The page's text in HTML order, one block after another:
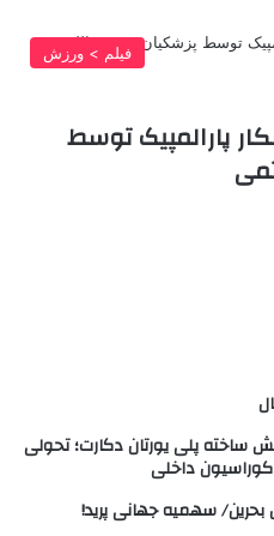
فیلم > ورزش
پارالمپیک توسط
ساخته پلی یورتان دکارت؛ تحولی
داخلی
سهمیه جهانی پرید!